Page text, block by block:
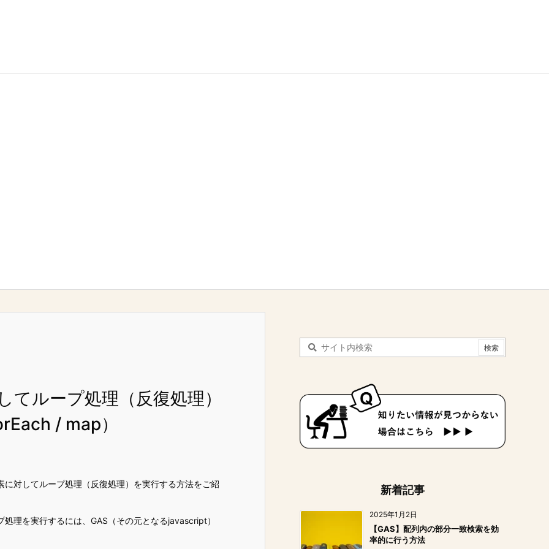
てループ処理（反復処理）
/ map）
に対してループ処理（反復処理）を実行する方法をご紹
理を実行するには、GAS（その元となるjavascript）
新着記事
2025年1月2日
【GAS】配列内の部分一致検索を効
率的に行う方法